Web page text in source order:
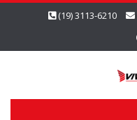
(19) 3113-6210